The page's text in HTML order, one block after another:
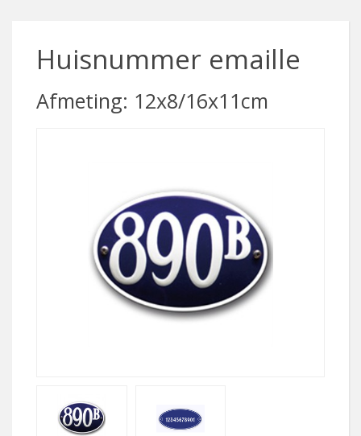
Huisnummer emaille
Afmeting: 12x8/16x11cm